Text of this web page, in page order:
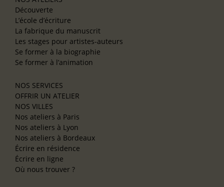
Découverte
L’école d’écriture
La fabrique du manuscrit
Les stages pour artistes-auteurs
Se former à la biographie
Se former à l’animation
NOS SERVICES
OFFRIR UN ATELIER
NOS VILLES
Nos ateliers à Paris
Nos ateliers à Lyon
Nos ateliers à Bordeaux
Écrire en résidence
Écrire en ligne
Où nous trouver ?